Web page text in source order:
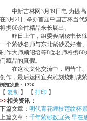
中新吉林网3月19日电 为提高
在3月21日举办首届中国吉林当
将携60余件精品来长展出。
昨日上午，组委会副秘书长徐
一个紫砂名师与东北紫砂爱好者
制作大师顾绍培等8位名师将携
们藏品的真假。
在这次文化交流中，周昔非、
创作，最后运回宜兴雕刻烧制成
浏览次数：1226
【 复制 】 【 打印 】
>>相关资讯：
下篇文章： 明代青花缠枝莲纹杯
上篇文章： 千年紫砂数宜兴 早在